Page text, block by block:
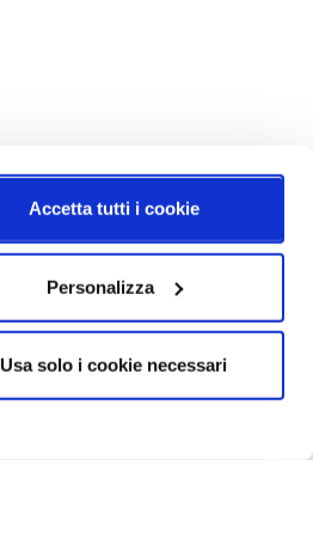
Accetta tutti i cookie
Personalizza
Usa solo i cookie necessari